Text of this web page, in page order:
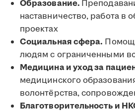
Образование.
наставничество, работа в
проектах
Социальная сфера.
людям с ограниченными
Медицина и уход за
медицинского
волонтёрства,
Благотворительность и